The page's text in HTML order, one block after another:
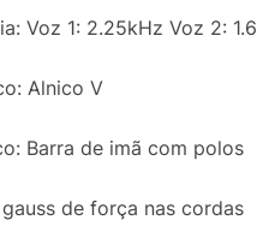
Voz 1: 2.25kHz Voz 2:
Alnico V
Barra de imã com polos
gauss de força nas cordas